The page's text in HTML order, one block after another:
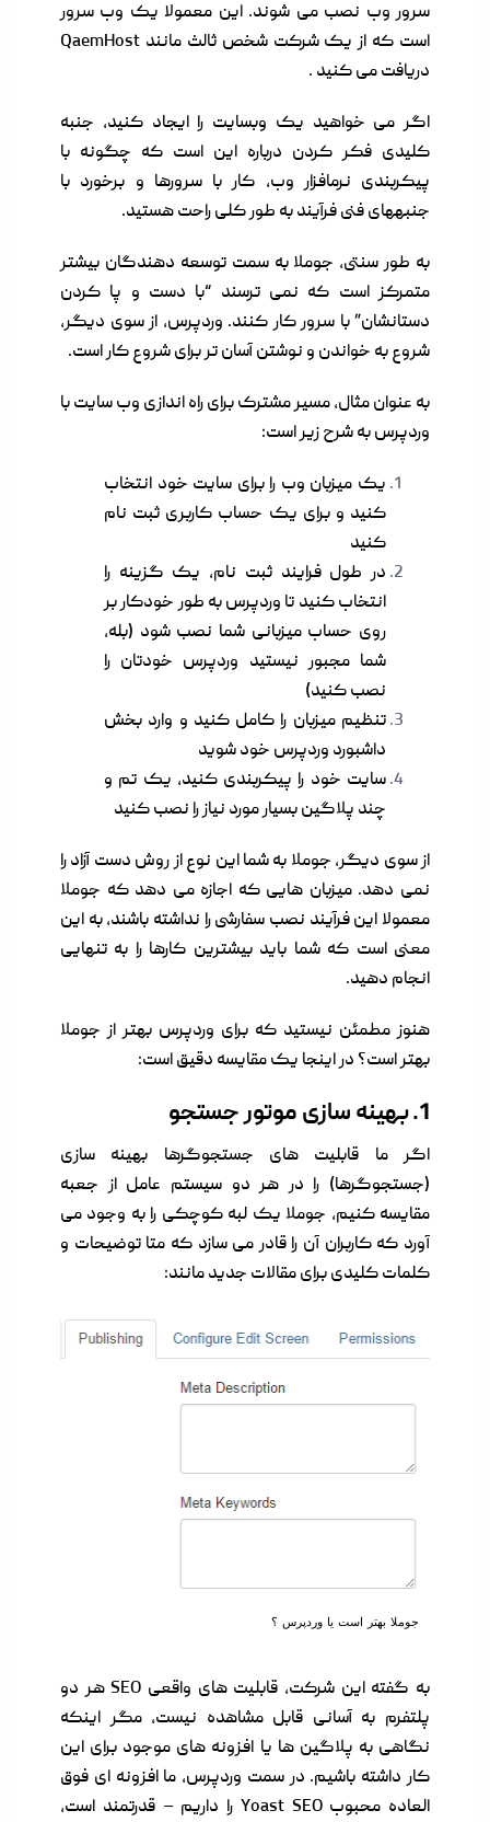
سرور وب نصب می شوند. این معمولا یک وب سرور
است که از یک شرکت شخص ثالث مانند QaemHost
دریافت می کنید .
اگر می خواهید یک وبسایت را ایجاد کنید، جنبه
کلیدی فکر کردن درباره این است که چگونه با
پیکربندی نرمافزار وب، کار با سرورها و برخورد با
جنبههای فنی فرآیند به طور کلی راحت هستید.
به طور سنتی، جوملا به سمت توسعه دهندگان بیشتر
متمرکز است که نمی ترسند “با دست و پا کردن
دستانشان” با سرور کار کنند. وردپرس، از سوی دیگر،
شروع به خواندن و نوشتن آسان تر برای شروع کار است.
به عنوان مثال، مسیر مشترک برای راه اندازی وب سایت با
وردپرس به شرح زیر است:
یک میزبان وب را برای سایت خود انتخاب
کنید و برای یک حساب کاربری ثبت نام
کنید
در طول فرایند ثبت نام، یک گزینه را
انتخاب کنید تا وردپرس به طور خودکار بر
روی حساب میزبانی شما نصب شود (بله،
شما مجبور نیستید وردپرس خودتان را
نصب کنید)
تنظیم میزبان را کامل کنید و وارد بخش
داشبورد وردپرس خود شوید
سایت خود را پیکربندی کنید، یک تم و
چند پلاگین بسیار مورد نیاز را نصب کنید
از سوی دیگر، جوملا به شما این نوع از روش دست آزاد را
نمی دهد. میزبان هایی که اجازه می دهد که جوملا
معمولا این فرآیند نصب سفارشی را نداشته باشند، به این
معنی است که شما باید بیشترین کارها را به تنهایی
انجام دهید.
هنوز مطمئن نیستید که برای وردپرس بهتر از جوملا
بهتر است؟ در اینجا یک مقایسه دقیق است:
1. بهینه سازی موتور جستجو
اگر ما قابلیت های جستجوگرها بهینه سازی
(جستجوگرها) را در هر دو سیستم عامل از جعبه
مقایسه کنیم، جوملا یک لبه کوچکی را به وجود می
آورد که کاربران آن را قادر می سازد که متا توضیحات و
کلمات کلیدی برای مقالات جدید مانند:
جوملا بهتر است یا وردپرس ؟
به گفته این شرکت، قابلیت های واقعی SEO هر دو
پلتفرم به آسانی قابل مشاهده نیست، مگر اینکه
نگاهی به پلاگین ها یا افزونه های موجود برای این
کار داشته باشیم. در سمت وردپرس، ما افزونه ای فوق
العاده محبوبYoast SEO را داریم – قدرتمند است،